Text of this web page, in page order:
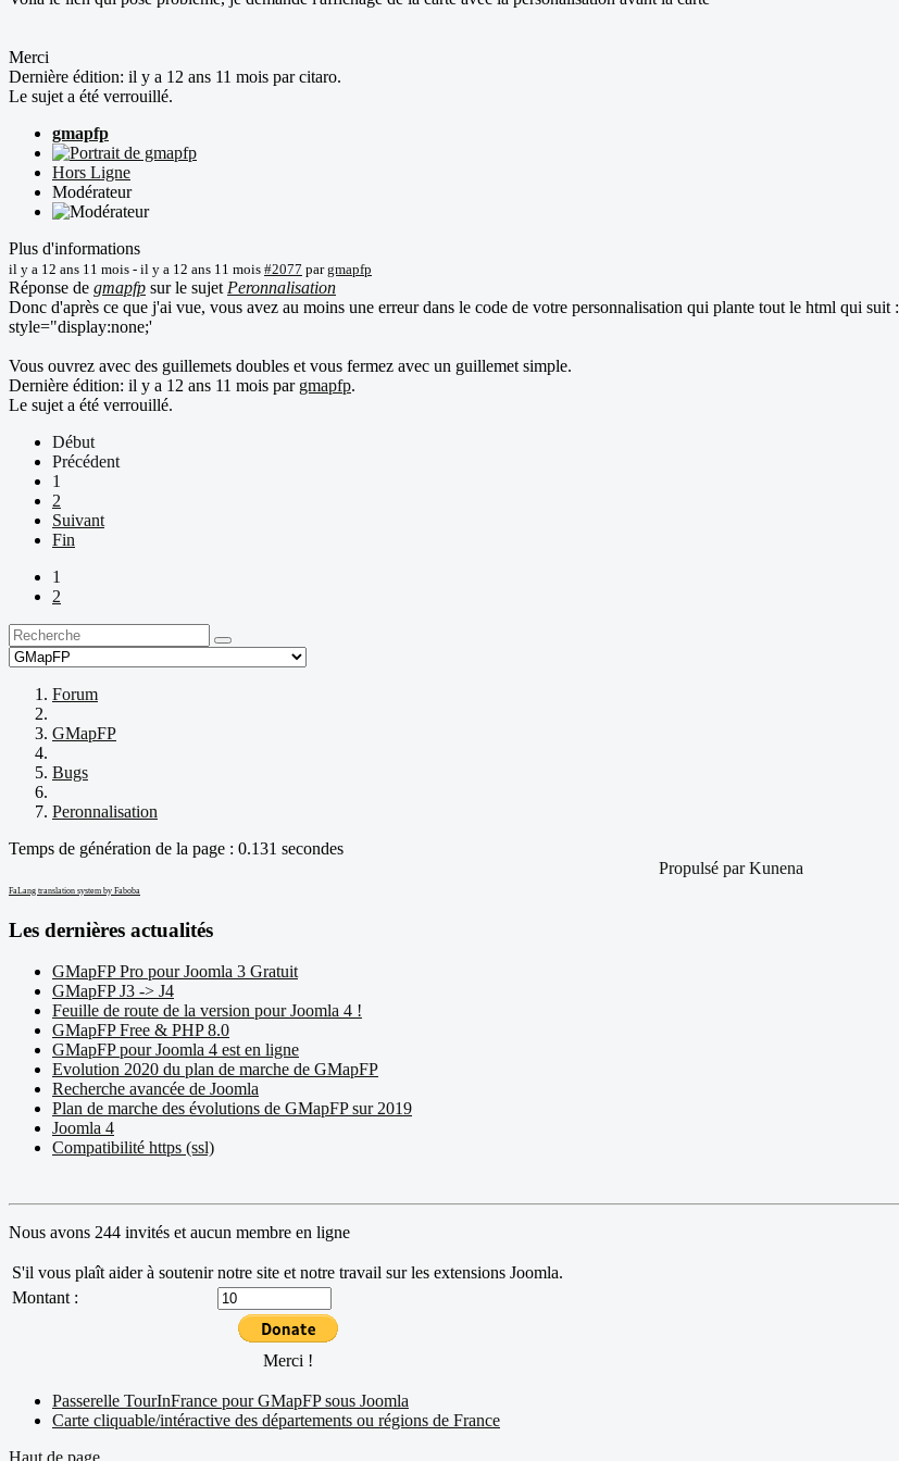
Merci
Dernière édition: il y a 12 ans 11 mois parcitaro.
Le sujet a été verrouillé.
gmapfp
Hors Ligne
Modérateur
Plus d'informations
il y a 12 ans 11 mois - il y a 12 ans 11 mois #2077 pargmapfp
Réponse de gmapfp sur le sujet Peronnalisation
Donc d'après ce que j'ai vue, vous avez au moins une erreur dans le code de votre personnalisation qui plante tout le html qui suit :
style="display:none;'
Vous ouvrez avec des guillemets doubles et vous fermez avec un guillemet simple.
Dernière édition: il y a 12 ans 11 mois par gmapfp.
Le sujet a été verrouillé.
Début
Précédent
1
2
Suivant
Fin
1
2
Forum
GMapFP
Bugs
Peronnalisation
Temps de génération de la page : 0.131 secondes
Propulsé parKunena
FaLang translation system by Faboba
Les dernières actualités
GMapFP Pro pour Joomla 3 Gratuit
GMapFP J3 -> J4
Feuille de route de la version pour Joomla 4 !
GMapFP Free & PHP 8.0
GMapFP pour Joomla 4 est en ligne
Evolution 2020 du plan de marche de GMapFP
Recherche avancée de Joomla
Plan de marche des évolutions de GMapFP sur 2019
Joomla 4
Compatibilité https (ssl)
Nous avons 244 invités et aucun membre en ligne
S'il vous plaît aider à soutenir notre site et notre travail sur les extensions Joomla.
Montant :
Merci !
Passerelle TourInFrance pour GMapFP sous Joomla
Carte cliquable/intéractive des départements ou régions de France